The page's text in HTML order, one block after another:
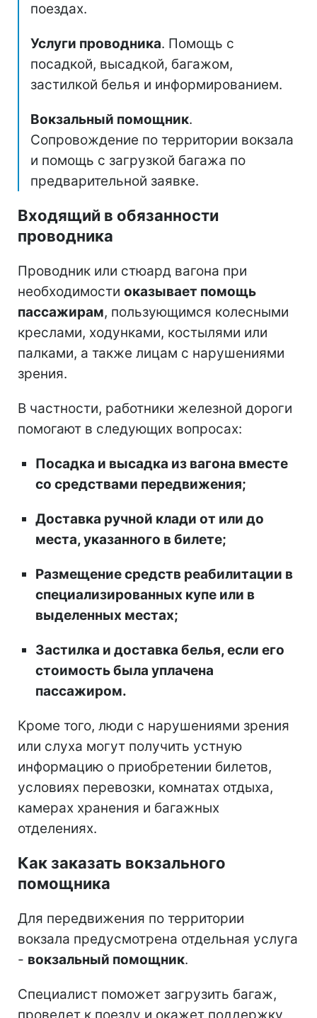
поездах.
Услуги проводника. Помощь с
посадкой, высадкой, багажом,
застилкой белья и информированием.
Вокзальный помощник.
Сопровождение по территории вокзала
и помощь с загрузкой багажа по
предварительной заявке.
Входящий в обязанности
проводника
Проводник или стюард вагона при
необходимости оказывает помощь
пассажирам, пользующимся колесными
креслами, ходунками, костылями или
палками, а также лицам с нарушениями
зрения.
В частности, работники железной дороги
помогают в следующих вопросах:
Посадка и высадка из вагона вместе
со средствами передвижения;
Доставка ручной клади от или до
места, указанного в билете;
Размещение средств реабилитации в
специализированных купе или в
выделенных местах;
Застилка и доставка белья, если его
стоимость была уплачена
пассажиром.
Кроме того, люди с нарушениями зрения
или слуха могут получить устную
информацию о приобретении билетов,
условиях перевозки, комнатах отдыха,
камерах хранения и багажных
отделениях.
Как заказать вокзального
помощника
Для передвижения по территории
вокзала предусмотрена отдельная услуга
- вокзальный помощник.
Специалист поможет загрузить багаж,